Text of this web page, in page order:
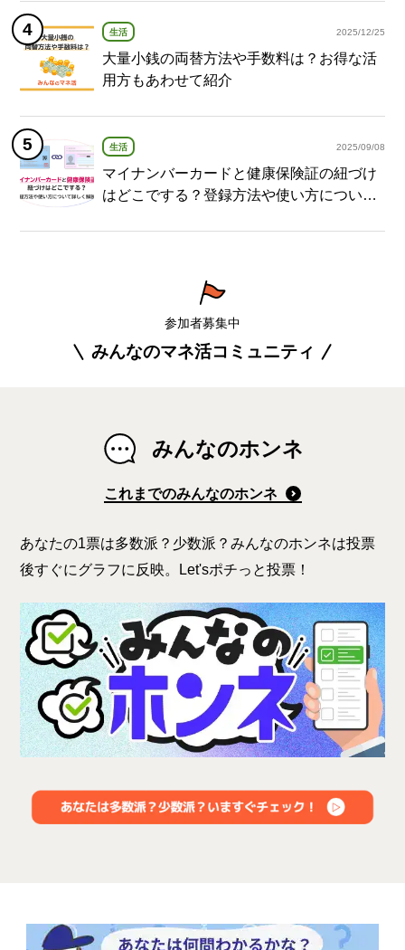
生活 2025/12/25
大量小銭の両替方法や手数料は？お得な活
用方もあわせて紹介
生活 2025/09/08
マイナンバーカードと健康保険証の紐づけ
はどこでする？登録方法や使い方について
参加者募集中
みんなのマネ活コミュニティ
みんなのホンネ
これまでのみんなのホンネ
あなたの1票は多数派？少数派？みんなのホンネは投票
後すぐにグラフに反映。Let'sポチっと投票！